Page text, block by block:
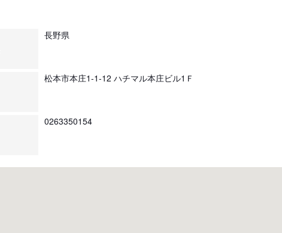
長野県
松本市本庄1-1-12 ハチマル本庄ビル1Ｆ
0263350154